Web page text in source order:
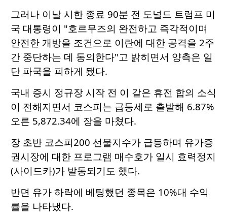
그러나 이날 시한 종료 90분 전 도널드 트럼프 미
국 대통령이 "호르무즈의 완전하고 즉각적이며
안전한 개방을 조건으로 이란에 대한 공격을 2주
간 중단하는 데 동의한다"고 밝히면서 양측은 일
단 파국을 피하게 됐다.
국내 증시 정규장 시작 전 이 같은 휴전 합의 소식
이 전해지면서 코스피는 급등세로 출발해 6.87%
오른 5,872.34에 장을 마쳤다.
장 초반 코스피200 선물지수가 급등하며 유가증
권시장에 대한 프로그램 매수호가 일시 효력정지
(사이드카)가 발동되기도 했다.
반면 유가 하락에 베팅했던 종목은 10%대 수익
률을 나타냈다.